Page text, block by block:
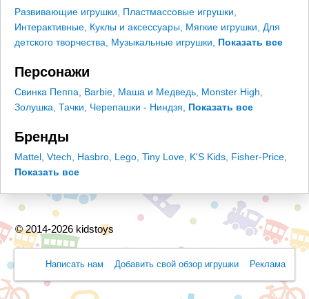
Развивающие игрушки Пластмассовые игрушки
Интерактивные Куклы и аксессуары Мягкие игрушки
Для
детского творчества
Музыкальные игрушки Показать все
Персонажи
Свинка Пеппа Barbie Маша и Медведь Monster High
Золушка Тачки Черепашки - Ниндзя Показать все
Бренды
Mattel Vtech Hasbro Lego Tiny Love K'S Kids Fisher-Price
Показать все
© 2014-2026 kidstoys
Написать нам Добавить свой обзор игрушки Реклама